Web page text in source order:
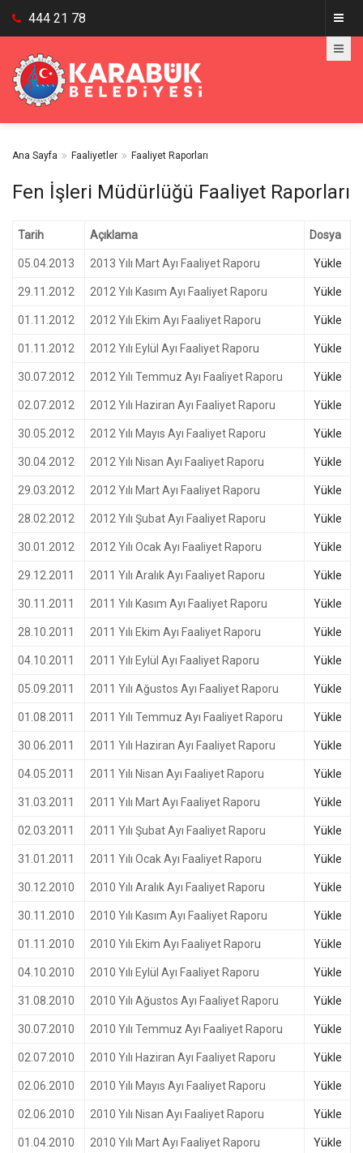
444 21 78
Ana Sayfa Faaliyetler Faaliyet Raporları
Fen İşleri Müdürlüğü Faaliyet Raporları
Tarih Açıklama Dosya
05.04.2013 2013 Yılı Mart Ayı Faaliyet Raporu Yükle
29.11.2012 2012 Yılı Kasım Ayı Faaliyet Raporu Yükle
01.11.2012 2012 Yılı Ekim Ayı Faaliyet Raporu Yükle
01.11.2012 2012 Yılı Eylül Ayı Faaliyet Raporu Yükle
30.07.2012 2012 Yılı Temmuz Ayı Faaliyet Raporu Yükle
02.07.2012 2012 Yılı Haziran Ayı Faaliyet Raporu Yükle
30.05.2012 2012 Yılı Mayıs Ayı Faaliyet Raporu Yükle
30.04.2012 2012 Yılı Nisan Ayı Faaliyet Raporu Yükle
29.03.2012 2012 Yılı Mart Ayı Faaliyet Raporu Yükle
28.02.2012 2012 Yılı Şubat Ayı Faaliyet Raporu Yükle
30.01.2012 2012 Yılı Ocak Ayı Faaliyet Raporu Yükle
29.12.2011 2011 Yılı Aralık Ayı Faaliyet Raporu Yükle
30.11.2011 2011 Yılı Kasım Ayı Faaliyet Raporu Yükle
28.10.2011 2011 Yılı Ekim Ayı Faaliyet Raporu Yükle
04.10.2011 2011 Yılı Eylül Ayı Faaliyet Raporu Yükle
05.09.2011 2011 Yılı Ağustos Ayı Faaliyet Raporu Yükle
01.08.2011 2011 Yılı Temmuz Ayı Faaliyet Raporu Yükle
30.06.2011 2011 Yılı Haziran Ayı Faaliyet Raporu Yükle
04.05.2011 2011 Yılı Nisan Ayı Faaliyet Raporu Yükle
31.03.2011 2011 Yılı Mart Ayı Faaliyet Raporu Yükle
02.03.2011 2011 Yılı Şubat Ayı Faaliyet Raporu Yükle
31.01.2011 2011 Yılı Ocak Ayı Faaliyet Raporu Yükle
30.12.2010 2010 Yılı Aralık Ayı Faaliyet Raporu Yükle
30.11.2010 2010 Yılı Kasım Ayı Faaliyet Raporu Yükle
01.11.2010 2010 Yılı Ekim Ayı Faaliyet Raporu Yükle
04.10.2010 2010 Yılı Eylül Ayı Faaliyet Raporu Yükle
31.08.2010 2010 Yılı Ağustos Ayı Faaliyet Raporu Yükle
30.07.2010 2010 Yılı Temmuz Ayı Faaliyet Raporu Yükle
02.07.2010 2010 Yılı Haziran Ayı Faaliyet Raporu Yükle
02.06.2010 2010 Yılı Mayıs Ayı Faaliyet Raporu Yükle
02.06.2010 2010 Yılı Nisan Ayı Faaliyet Raporu Yükle
01.04.2010 2010 Yılı Mart Ayı Faaliyet Raporu Yükle